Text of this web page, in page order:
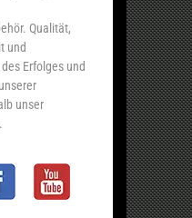
Qualität,
und
Erfolges und
unser